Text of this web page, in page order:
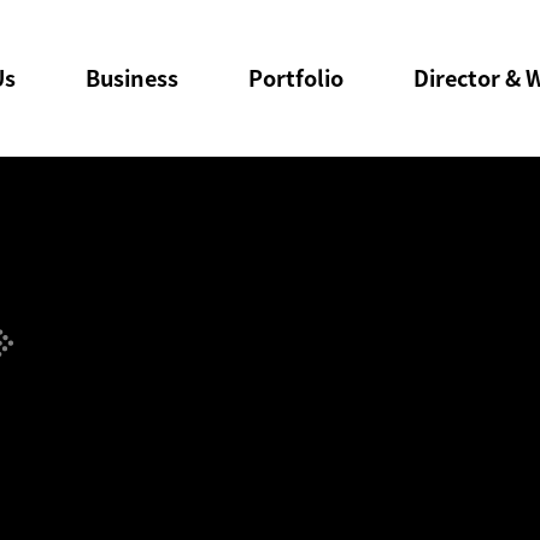
Business Portfolio Director &